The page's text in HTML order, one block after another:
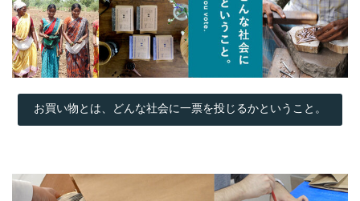
お買い物とは、どんな社会に一票を投じるかということ。